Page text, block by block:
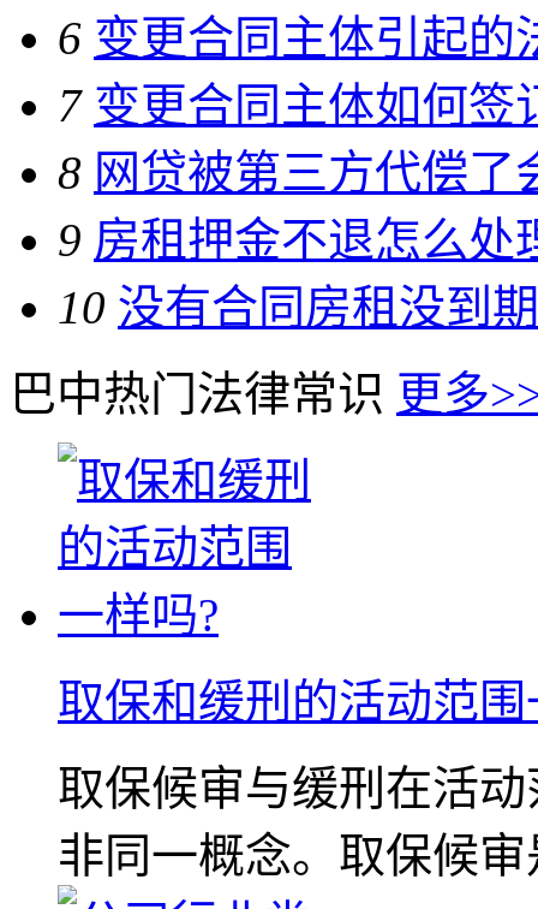
6 变更合同主体引起的
7 变更合同主体如何签
8 网贷被第三方代偿了
9 房租押金不退怎么处
10 没有合同房租没到
巴中热门法律常识 更多
取保和缓刑的活动范围
取保候审与缓刑在活
非同一概念。取保候